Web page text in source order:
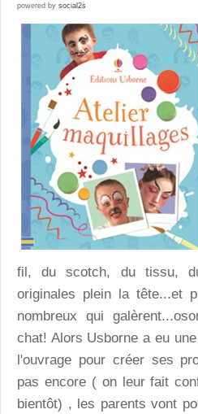
powered by social2s
fil, du scotch, du tissu,
originales plein la tête...et
nombreux qui
chat! Alors Usborne a eu
l'ouvrage pour créer ses
pas encore ( on leur fait
bientôt) , les parents vont